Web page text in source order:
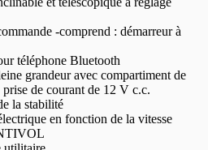
-comprend : démarreur à
téléphone Bluetooth
grandeur avec compartiment de
de courant de 12 V c.c.
la stabilité
en fonction de la vitesse